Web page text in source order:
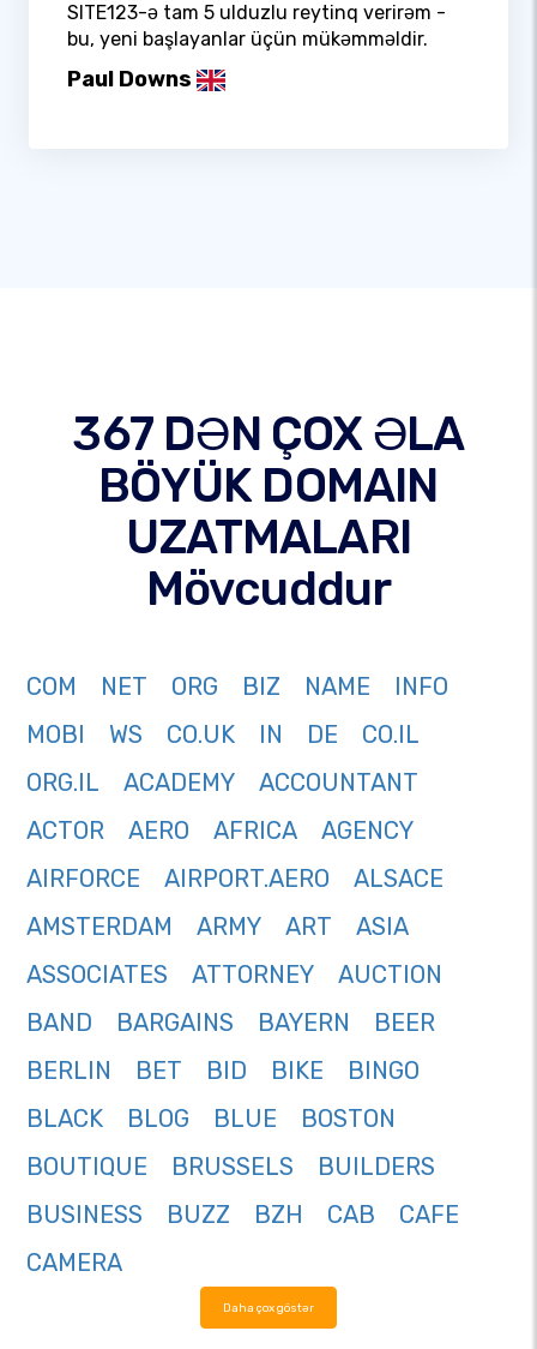
SITE123-ə tam 5 ulduzlu reytinq verirəm -
bu, yeni başlayanlar üçün mükəmməldir.
Paul Downs
367 DƏN ÇOX ƏLA
BÖYÜK DOMAIN
UZATMALARI
Mövcuddur
COM NET ORG BIZ NAME
INFO
MOBI
WS CO.UK IN DE
CO.IL
ORG.IL
ACADEMY
ACCOUNTANT
ACTOR
AERO AFRICA
AGENCY
AIRFORCE
AIRPORT.AERO
ALSACE
AMSTERDAM
ARMY ART
ASIA
ASSOCIATES
ATTORNEY
AUCTION
BAND
BARGAINS BAYERN
BEER
BERLIN
BET BID BIKE
BINGO
BLACK
BLOG BLUE
BOSTON
BOUTIQUE
BRUSSELS
BUILDERS
BUSINESS
BUZZ BZH CAB
CAFE
CAMERA
Daha çox göstər